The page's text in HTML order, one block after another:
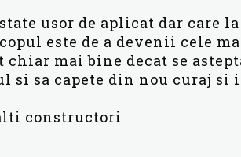
usor de aplicat dar care
este de a devenii cele
chiar mai bine decat se
si sa capete din nou curaj si
constructori